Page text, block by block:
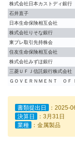
株式会社日本カストディ銀行
石井直子
日本生命保険相互会社
株式会社りそな銀行
東プレ取引先持株会
住友生命保険相互会社
株式会社みずほ銀行
三菱ＵＦＪ信託銀行株式会社
ＧＯＶＥＲＮＭＥＮＴ ＯＦ
書類提出日
：2025-
決算日
：3月31日
業種
：金属製品